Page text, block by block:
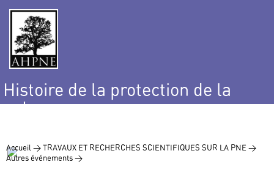
Histoire de la protection de la
nature
Accueil >TRAVAUX ET RECHERCHES SCIENTIFIQUES SUR LA PNE >
Autres événements >